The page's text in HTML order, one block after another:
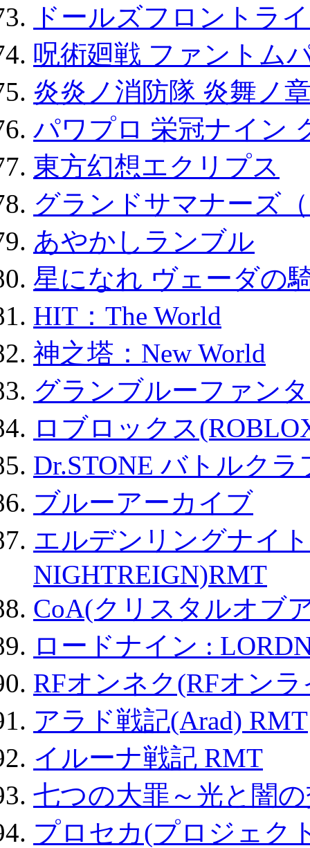
ドールズフロントラ
呪術廻戦 ファントム
炎炎ノ消防隊 炎舞ノ
パワプロ 栄冠ナイン
東方幻想エクリプス
グランドサマナーズ
あやかしランブル
星になれ ヴェーダの
HIT：The World
神之塔：New World
グランブルーファン
ロブロックス
Dr.STONE バトルク
ブルーアーカイブ
エルデンリングナイ
NIGHTREIGN)RMT
CoA(クリスタルオブ
ロードナイン :
RFオンネク(RFオン
アラド戦記(Arad) RMT
イルーナ戦記 RMT
七つの大罪～光と闇
プロセカ(プロジェク